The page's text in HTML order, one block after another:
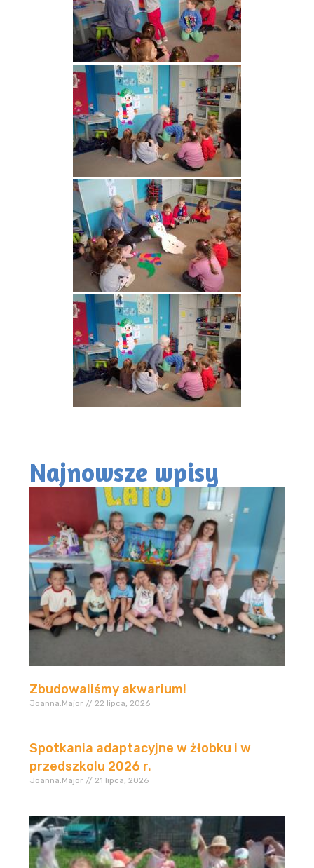
Najnowsze wpisy
Zbudowaliśmy akwarium!
Joanna.Major 22 lipca, 2026
Spotkania adaptacyjne w żłobku i w
przedszkolu 2026 r.
Joanna.Major 21 lipca, 2026